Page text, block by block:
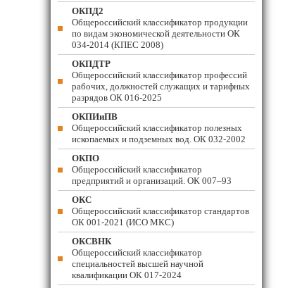
ОКПД2
Общероссийский классификатор продукции
по видам экономической деятельности ОК
034-2014 (КПЕС 2008)
ОКПДТР
Общероссийский классификатор профессий
рабочих, должностей служащих и тарифных
разрядов ОК 016-2025
ОКПИиПВ
Общероссийский классификатор полезных
ископаемых и подземных вод. ОК 032-2002
ОКПО
Общероссийский классификатор
предприятий и организаций. ОК 007–93
ОКС
Общероссийский классификатор стандартов
ОК 001-2021 (ИСО МКС)
ОКСВНК
Общероссийский классификатор
специальностей высшей научной
квалификации ОК 017-2024